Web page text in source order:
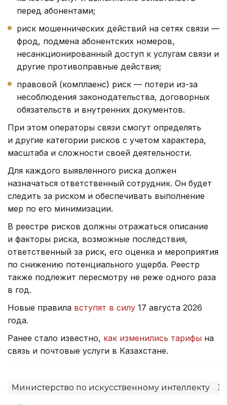
перед абонентами;
риск мошеннических действий на сетях связи —
фрод, подмена абонентских номеров,
несанкционированный доступ к услугам связи и
другие противоправные действия;
правовой (комплаенс) риск — потери из-за
несоблюдения законодательства, договорных
обязательств и внутренних документов.
При этом операторы связи смогут определять
и другие категории рисков с учетом характера,
масштаба и сложности своей деятельности.
Для каждого выявленного риска должен
назначаться ответственный сотрудник. Он будет
следить за риском и обеспечивать выполнение
мер по его минимизации.
В реестре рисков должны отражаться описание
и факторы риска, возможные последствия,
ответственный за риск, его оценка и мероприятия
по снижению потенциального ущерба. Реестр
также подлежит пересмотру не реже одного раза
в год.
Новые правила вступят в силу 17 августа 2026
года.
Ранее стало известно, как изменились тарифы на
связь и почтовые услуги в Казахстане.
Министерство по искусственному интеллекту